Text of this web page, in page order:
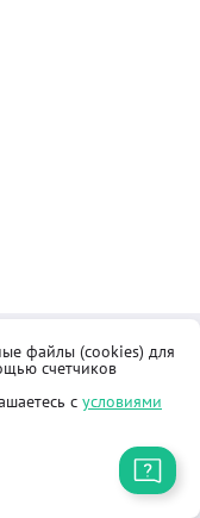
товаров
файлы (cookies) для
счетчиков
с условиями